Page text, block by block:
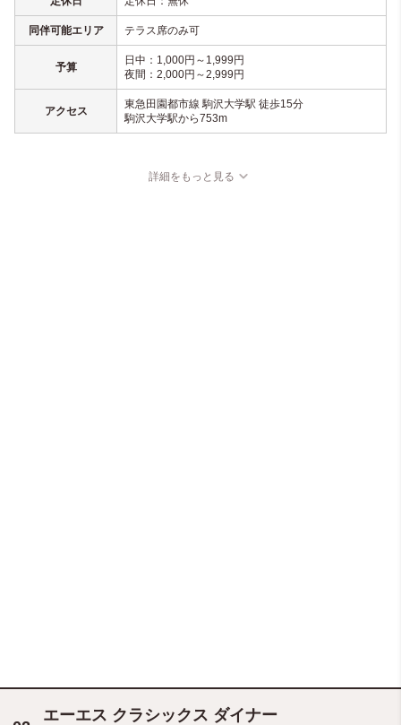
同伴可能エリア テラス席のみ可
予算
日中：1,000円～1,999円
夜間：2,000円～2,999円
アクセス
東急田園都市線 駒沢大学駅 徒歩15分
駒沢大学駅から753m
詳細をもっと見る
エーエス クラシックス ダイナー